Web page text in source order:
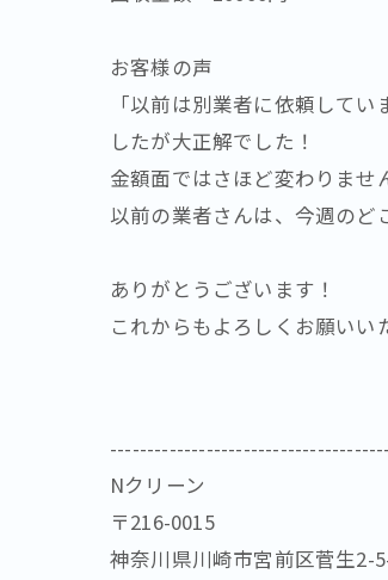
お客様の声
「以前は別業者に依頼して
したが大正解でした！
金額面ではさほど変わりませ
以前の業者さんは、今週のど
ありがとうございます！
これからもよろしくお願いい
Nクリーン
〒216-0015
神奈川県川崎市宮前区菅生2-